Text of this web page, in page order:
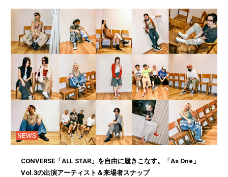
NEWS
CONVERSE「ALL STAR」を自由に履きこなす。「As One」
Vol.3の出演アーティスト＆来場者スナップ